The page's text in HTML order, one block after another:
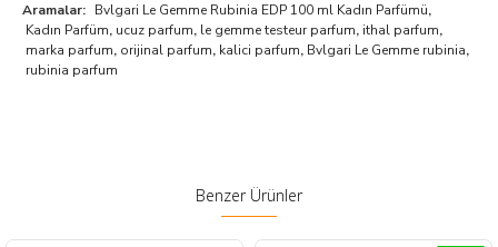
Aramalar: Bvlgari Le Gemme Rubinia EDP 100 ml Kadın Parfümü,
Kadın Parfüm, ucuz parfum, le gemme testeur parfum, ithal parfum,
marka parfum, orijinal parfum, kalici parfum, Bvlgari Le Gemme rubinia,
rubinia parfum
Benzer Ürünler